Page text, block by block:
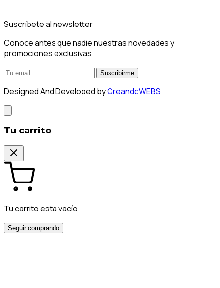
Suscríbete al newsletter
Conoce antes que nadie nuestras novedades y
promociones exclusivas
Suscribirme
Designed And Developed byCreandoWEBS
Tu carrito
Tu carrito está vacío
Seguir comprando